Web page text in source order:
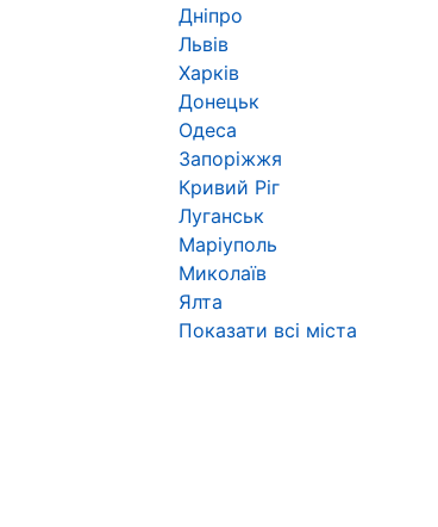
Дніпро
Львів
Харків
Донецьк
Одеса
Запоріжжя
Кривий Ріг
Луганськ
Маріуполь
Миколаїв
Ялта
Показати всі міста